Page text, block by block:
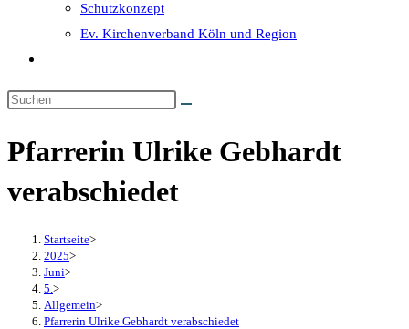
Schutzkonzept
Ev. Kirchenverband Köln und Region
umschalten
Pfarrerin Ulrike Gebhardt
verabschiedet
Startseite>
2025>
Juni>
5. >
Allgemein>
Pfarrerin Ulrike Gebhardt verabschiedet